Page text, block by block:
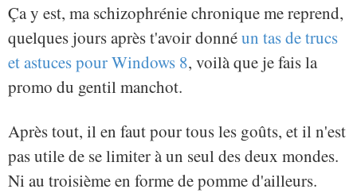
Ça y est, ma schizophrénie chronique me reprend,
quelques jours après t'avoir donnéun tas de trucs
et astuces pour Windows 8, voilà que je fais la
promo du gentil manchot.
Après tout, il en faut pour tous les goûts, et il n'est
pas utile de se limiter à un seul des deux mondes.
Ni au troisième en forme de pomme d'ailleurs.